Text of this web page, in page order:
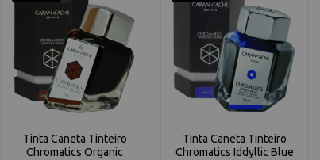
Tinta Caneta Tinteiro
Chromatics Organic
Tinta Caneta Tinteiro
Chromatics Iddyllic Blue